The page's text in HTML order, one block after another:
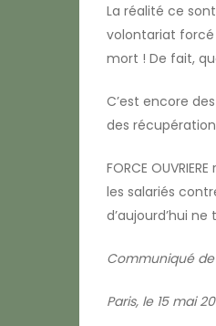
La réalité ce
volontariat forcé
mort ! De fait,
C’est encore
des
FORCE
les salariés
d’aujourd’hui
Communiqué
Paris, le 15 mai